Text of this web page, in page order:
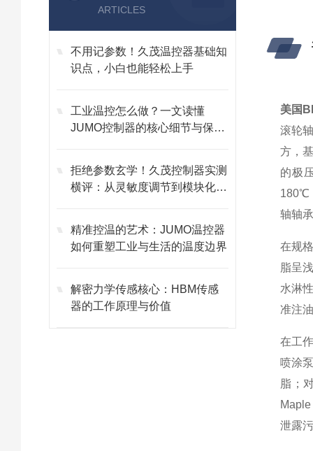
ARTICLES
不用记参数！久茂温控器基础知
识点，小白也能轻松上手
工业温控怎么做？一文读懂
JUMO控制器的核心细节与保养
拒绝参数玄学！久茂控制器实测
横评：从灵敏度调节到模块化维
精准控温的艺术：JUMO温控器
如何重塑工业与生活的温度边界
解密力学传感核心：HBM传感
器的工作原理与价值
美国
滚轮
方，
的极
180℃
轴轴
在规
脂呈
水淋
准注
在工
喷涂
脂；
泄露